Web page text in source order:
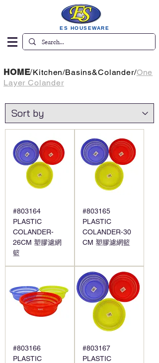
ES HOUSEWARE
HOME/Kitchen/Basins&Colander/One
Layer Colander
#803164
PLASTIC
COLANDER-
26CM 塑膠濾網
籃
#803165
PLASTIC
COLANDER-30
CM 塑膠濾網籃
#803166
PLASTIC
#803167
PLASTIC